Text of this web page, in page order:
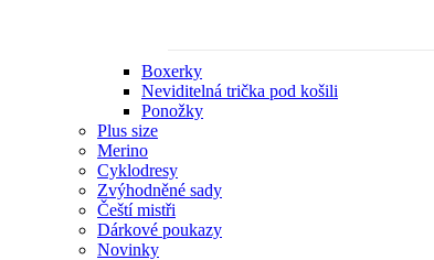
Boxerky
Neviditelná trička pod košili
Ponožky
Plus size
Merino
Cyklodresy
Zvýhodněné sady
Čeští mistři
Dárkové poukazy
Novinky